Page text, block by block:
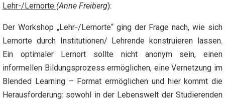
Lehr-/Lernorte (Anne Freiberg):
Der Workshop „Lehr-/Lernorte“ ging der Frage nach, wie sich
Lernorte durch Institutionen/ Lehrende konstruieren lassen.
Ein optimaler Lernort sollte nicht anonym sein, einen
informellen Bildungsprozess ermöglichen, eine Vernetzung im
Blended Learning – Format ermöglichen und hier kommt die
Herausforderung: sowohl in der Lebenswelt der Studierenden